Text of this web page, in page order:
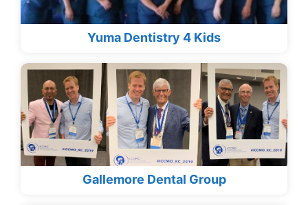
Yuma Dentistry 4 Kids
Gallemore Dental Group